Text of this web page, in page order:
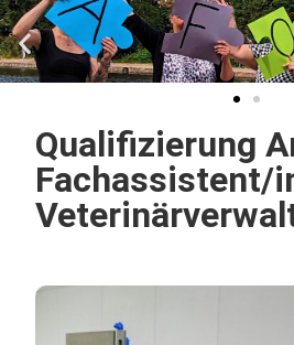
Qua­li­fi­zie­rung
Fachassistent/